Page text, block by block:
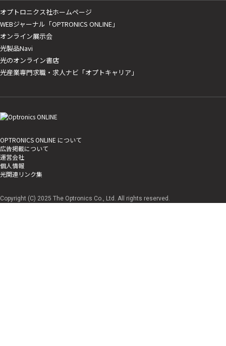
オプトロニクス社ホームページ
WEBジャーナル「OPTRONICS ONLINE」
オンライン展示会
光製品Navi
光のオンライン書店
光産業専門求職・求人ナビ「オプトキャリア」
OPTRONICS ONLINE について
広告掲載について
運営会社
個人情報
光関連リンク集
Copyright (C) 2025 The Optronics Co., Ltd. All rights reserved.